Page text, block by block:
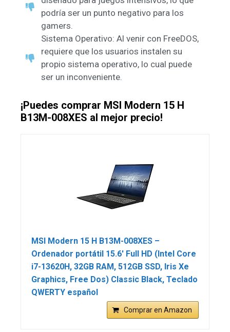
podría ser un punto negativo para los
gamers.
Sistema Operativo: Al venir con FreeDOS,
requiere que los usuarios instalen su
propio sistema operativo, lo cual puede
ser un inconveniente.
¡Puedes comprar MSI Modern 15 H
B13M-008XES al mejor precio!
MSI Modern 15 H B13M-008XES –
Ordenador portátil 15.6′ Full HD (Intel Core
i7-13620H, 32GB RAM, 512GB SSD, Iris Xe
Graphics, Free Dos) Classic Black, Teclado
QWERTY español
Comprar en Amazon